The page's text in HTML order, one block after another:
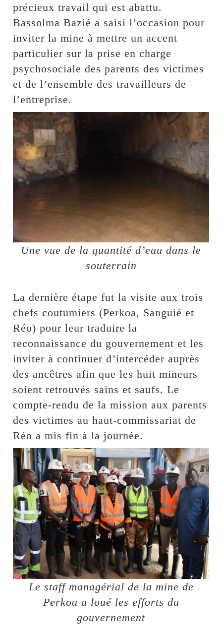
précieux travail qui est abattu.
Bassolma Bazié a saisi l’occasion pour
inviter la mine à mettre un accent
particulier sur la prise en charge
psychosociale des parents des victimes
et de l’ensemble des travailleurs de
l’entreprise.
Une vue de la quantité d’eau dans le
souterrain
La dernière étape fut la visite aux trois
chefs coutumiers (Perkoa, Sanguié et
Réo) pour leur traduire la
reconnaissance du gouvernement et les
inviter à continuer d’intercéder auprès
des ancêtres afin que les huit mineurs
soient retrouvés sains et saufs. Le
compte-rendu de la mission aux parents
des victimes au haut-commissariat de
Réo a mis fin à la journée.
Le staff managérial de la mine de
Perkoa a loué les efforts du
gouvernement